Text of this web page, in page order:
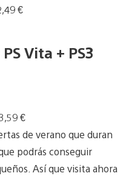
€
Vita + PS3
€
de verano que duran
podrás conseguir
Así que visita ahora